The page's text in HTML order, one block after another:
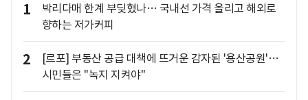
1
박리다매 한계 부딪혔나… 국내선 가격 올리고 해외로
향하는 저가커피
2
[르포] 부동산 공급 대책에 뜨거운 감자된 '용산공원'…
시민들은 "녹지 지켜야"